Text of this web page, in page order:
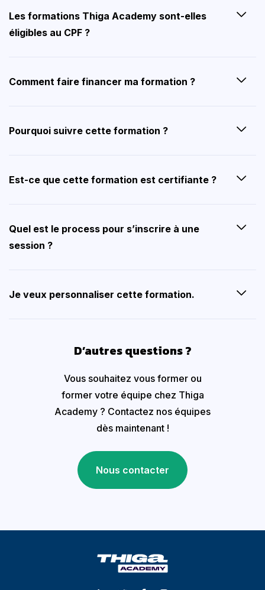
Les formations Thiga Academy sont-elles
éligibles au CPF ?
Comment faire financer ma formation ?
Pourquoi suivre cette formation ?
Est-ce que cette formation est certifiante ?
Quel est le process pour s’inscrire à une
session ?
Je veux personnaliser cette formation.
D’autres questions ?
Vous souhaitez vous former ou
former votre équipe chez Thiga
Academy ? Contactez nos équipes
dès maintenant !
Nous contacter